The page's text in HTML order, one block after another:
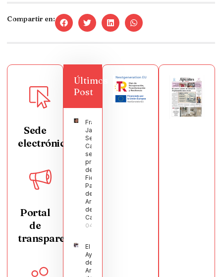
Compartir en:
Sede
electrónica
Portal
de
transparencia
Últimos
Post
Francisco
Javier
Segura
Castellanos
será el
pregonero
de las
Fiestas
Patronales
de
Argamasilla
de
Calatrava
04/08/2026
El
Ayuntamiento
de
Argamasilla